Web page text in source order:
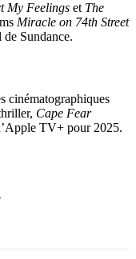
My Feelings et The
Miracle on 74th Street
Sundance.
cinématographiques
Cape Fear
TV+ pour 2025.